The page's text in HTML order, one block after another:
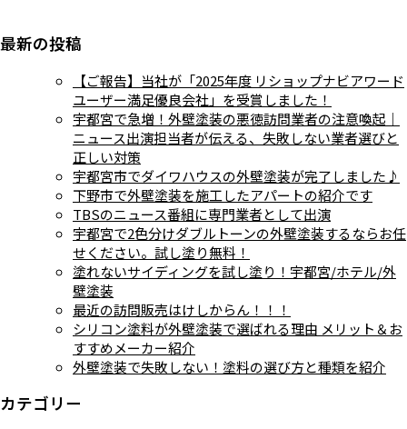
最新の投稿
【ご報告】当社が「2025年度 リショップナビアワード
ユーザー満足優良会社」を受賞しました！
宇都宮で急増！外壁塗装の悪徳訪問業者の注意喚起｜
ニュース出演担当者が伝える、失敗しない業者選びと
正しい対策
宇都宮市でダイワハウスの外壁塗装が完了しました♪
下野市で外壁塗装を施工したアパートの紹介です
TBSのニュース番組に専門業者として出演
宇都宮で2色分けダブルトーンの外壁塗装するならお任
せください。試し塗り無料！
塗れないサイディングを試し塗り！宇都宮/ホテル/外
壁塗装
最近の訪問販売はけしからん！！！
シリコン塗料が外壁塗装で選ばれる理由 メリット＆お
すすめメーカー紹介
外壁塗装で失敗しない！塗料の選び方と種類を紹介
カテゴリー